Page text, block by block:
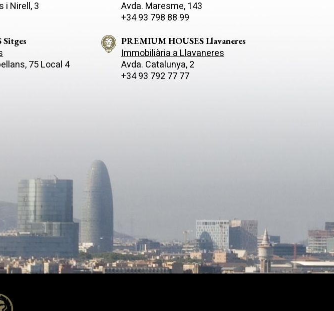
i Nirell, 3
Avda. Maresme, 143
+34 93 798 88 99
75 Local 4
PREMIUM HOUSES Llavaneres
Immobiliària a Llavaneres
Avda. Catalunya, 2
+34 93 792 77 77